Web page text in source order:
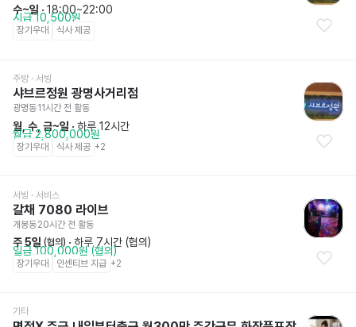
수~일 · 18:00~22:00
시급 10,500원
장기우대 식사 제공
주방 · 서빙
샤브르정원 광명사거리점
광명동11시간 전 활동
월, 수, 금~일 · 하루 12시간
월급 2,800,000원
장기우대 식사 제공 +2
서빙 · 서비스
갈채 7080 라이브
개봉동20시간 전 활동
주 5일 (협의) · 하루 7시간 (협의)
일급 100,000원 (협의)
장기우대 인센티브 지급 +2
기타